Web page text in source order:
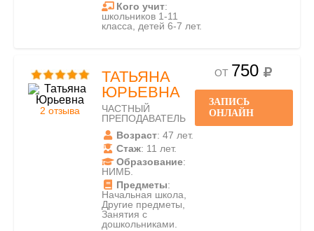
Кого учит:
школьников 1-11
класса, детей 6-7 лет.
2 отзыва
ТАТЬЯНА
ЮРЬЕВНА
ЧАСТНЫЙ
ПРЕПОДАВАТЕЛЬ
Возраст: 47 лет.
Стаж: 11 лет.
Образование:
НИМБ.
Предметы:
Начальная школа,
Другие предметы,
Занятия с
дошкольниками.
ОТ 750
ЗАПИСЬ
ОНЛАЙН